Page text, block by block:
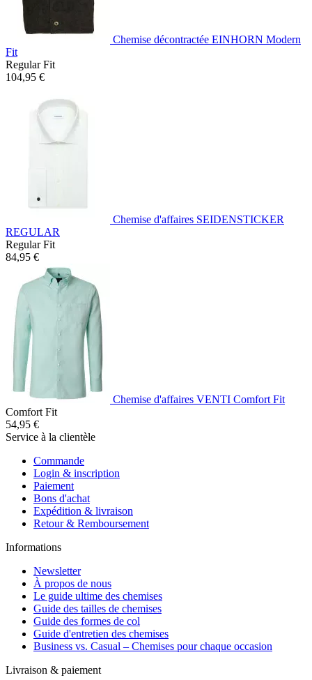
Chemise décontractée EINHORN Modern
Fit
Regular Fit
104,95 €
Chemise d'affaires SEIDENSTICKER
REGULAR
Regular Fit
84,95 €
Chemise d'affaires VENTI Comfort Fit
Comfort Fit
54,95 €
Service à la clientèle
Commande
Login & inscription
Paiement
Bons d'achat
Expédition & livraison
Retour & Remboursement
Informations
Newsletter
À propos de nous
Le guide ultime des chemises
Guide des tailles de chemises
Guide des formes de col
Guide d'entretien des chemises
Business vs. Casual – Chemises pour chaque occasion
Livraison & paiement